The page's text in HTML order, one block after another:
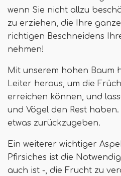
wenn Sie nicht allzu
zu erziehen, die Ihre
richtigen Beschneidens
nehmen!
Mit unserem hohen Baum
Leiter heraus, um die
erreichen können, und
und Vögel den Rest
etwas zurückzugeben.
Ein weiterer wichtiger
Pfirsiches ist die
auch ist -, die Frucht zu